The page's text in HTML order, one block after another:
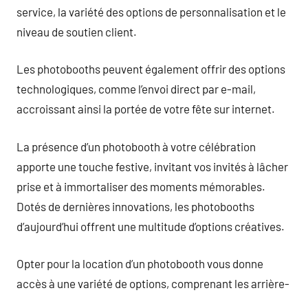
service, la variété des options de personnalisation et le
niveau de soutien client.
Les photobooths peuvent également offrir des options
technologiques, comme l’envoi direct par e-mail,
accroissant ainsi la portée de votre fête sur internet.
La présence d’un photobooth à votre célébration
apporte une touche festive, invitant vos invités à lâcher
prise et à immortaliser des moments mémorables.
Dotés de dernières innovations, les photobooths
d’aujourd’hui offrent une multitude d’options créatives.
Opter pour la location d’un photobooth vous donne
accès à une variété de options, comprenant les arrière-